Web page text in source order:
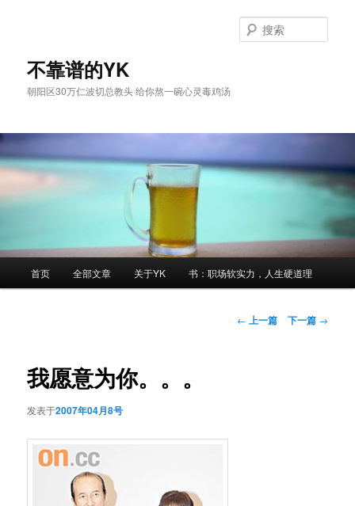
不靠谱的YK
朝阳区30万仁波切总教头 给你熬一碗心灵毒鸡汤
索
首页 全部文章 关于YK 书：职场软实力，人生硬道理
文← 上一篇 下一篇 →
我愿意为你。。。
发表于2007年04月8号